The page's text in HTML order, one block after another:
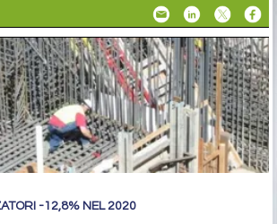
-12,8% NEL 2020